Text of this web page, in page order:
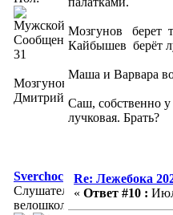
Сообщений:
31
Мозгунов
Дмитрий
Мозгунов берет
Кайбышев берёт
Маша и Варвара
Саш, собственно у
лучковая. Брать?
Sverchoc
Слушатель
велошколы
Re: Лежебока
« Ответ #10 :